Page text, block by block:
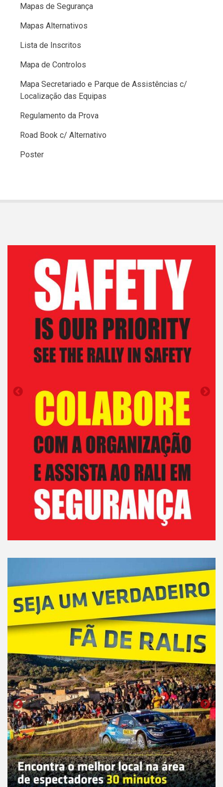
Mapas de Segurança
Mapas Alternativos
Lista de Inscritos
Mapa de Controlos
Mapa Secretariado e Parque de Assistências c/
Localização das Equipas
Regulamento da Prova
Road Book c/ Alternativo
Poster